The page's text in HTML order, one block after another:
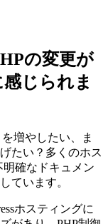
の変更が
じられま
増やしたい、ま
たい？多くのホス
明確なドキュメン
ています。
ホスティングに